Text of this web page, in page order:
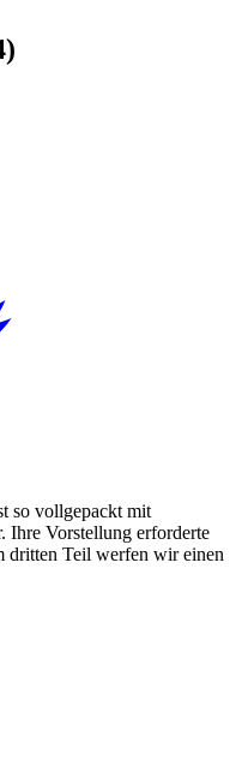
so vollgepackt mit
Ihre Vorstellung erforderte
dritten Teil werfen wir einen